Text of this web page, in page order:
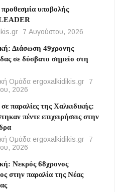
υποβολής
7 Αυγούστου, 2026
Διάσωση 49χρονης
σε δύσβατο σημείο στη
Ομάδα ergoxalkidikis.gr
7
2026
παραλίες της Χαλκιδικής:
πέντε επιχειρήσεις στην
Ομάδα ergoxalkidikis.gr
7
2026
Νεκρός 68χρονος
στην παραλία της Νέας